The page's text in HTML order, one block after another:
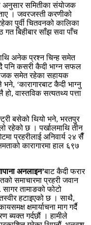
अनुसार समितीका संयोजक
। जवरजस्ती करणीको
पुर्वी चितवनको कालिका
गत बिहीबार साँझ सवा पाँच
अनेक प्रश्न चिन्ह समेत
पनि कसरी कैदी भाग्न सफल
समेत रहेका सहायक
‘कारागारबाट कैदी भाग्नु
हो, वास्तविक सत्यतथ्य पत्ता
बसेको थियो भने, भरतपुर
रहेको छ । पर्खालमाथि तीन
प्रहरीलाई अनिवार्य २४ सैँ
कारागारमा हाल ६९७
अनलाइन’बाट कैदी फरार
समाचारमा प्रहरी जवान
तामाङको फोटो
हटाइएको छ । साथै,
क्षमार्याचना माग गर्दै
ब्यक्त गर्दछौं । हामीले